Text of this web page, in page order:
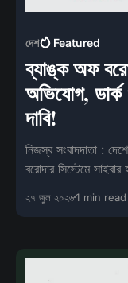
দেশ Featured
ব্যাঙ্ক অফ
অভিযোগ, ডার্ক
দাবি!
নিজস্ব সংবাদদাতা :
বরোদার সিস্টেমে
২৭ জুল ২০২৬1 min read